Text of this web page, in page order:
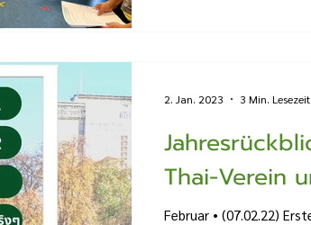
Thai-Verein
Februar • (07.02.22)
2. Jan. 2023 3 Min. Lesezeit